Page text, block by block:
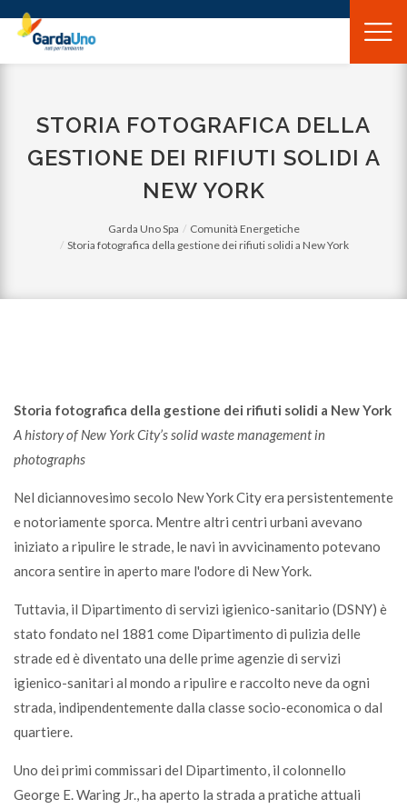
Gardauno
Spa
STORIA FOTOGRAFICA DELLA
GESTIONE DEI RIFIUTI SOLIDI A
NEW YORK
Garda Uno Spa
Comunità Energetiche
Storia fotografica della gestione dei rifiuti solidi a New York
Storia fotografica della gestione dei rifiuti solidi a New York
A history of New York City’s solid waste management in
photographs
Nel diciannovesimo secolo New York City era persistentemente
e notoriamente sporca. Mentre altri centri urbani avevano
iniziato a ripulire le strade, le navi in avvicinamento potevano
ancora sentire in aperto mare l'odore di New York.
Tuttavia, il Dipartimento di servizi igienico-sanitario (DSNY) è
stato fondato nel 1881 come Dipartimento di pulizia delle
strade ed è diventato una delle prime agenzie di servizi
igienico-sanitari al mondo a ripulire e raccolto neve da ogni
strada, indipendentemente dalla classe socio-economica o dal
quartiere.
Uno dei primi commissari del Dipartimento, il colonnello
George E. Waring Jr., ha aperto la strada a pratiche attuali